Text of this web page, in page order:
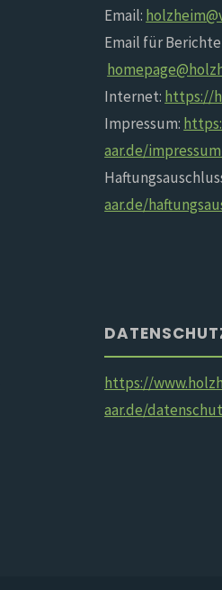
Email:
Email für
Internet: https://
Impressum:
aar.de/
aar.de/
https://
aar.de/